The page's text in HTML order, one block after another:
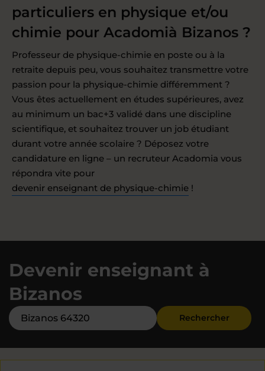
particuliers en physique et/ou
chimie pour Acadomià Bizanos ?
Professeur de physique-chimie en poste ou à la
retraite depuis peu, vous souhaitez transmettre votre
passion pour la physique-chimie différemment ?
Vous êtes actuellement en études supérieures, avez
au minimum un bac+3 validé dans une discipline
scientifique, et souhaitez trouver un job étudiant
durant votre année scolaire ? Déposez votre
candidature en ligne – un recruteur Acadomia vous
répondra vite pour
devenir enseignant de physique-chimie !
Devenir enseignant à
Bizanos
Rechercher